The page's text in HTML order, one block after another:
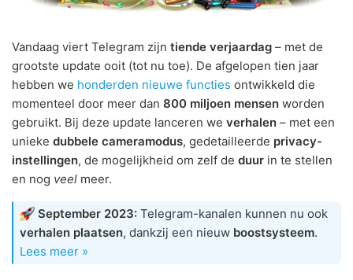
Vandaag viert Telegram zijn tiende verjaardag – met de
grootste update ooit (tot nu toe). De afgelopen tien jaar
hebben we honderden nieuwe functies ontwikkeld die
momenteel door meer dan 800 miljoen mensen worden
gebruikt. Bij deze update lanceren we verhalen – met een
unieke dubbele cameramodus, gedetailleerde privacy-
instellingen, de mogelijkheid om zelf de duur in te stellen
en nog veel meer.
September 2023: Telegram-kanalen kunnen nu ook
verhalen plaatsen, dankzij een nieuw boostsysteem.
Lees meer »